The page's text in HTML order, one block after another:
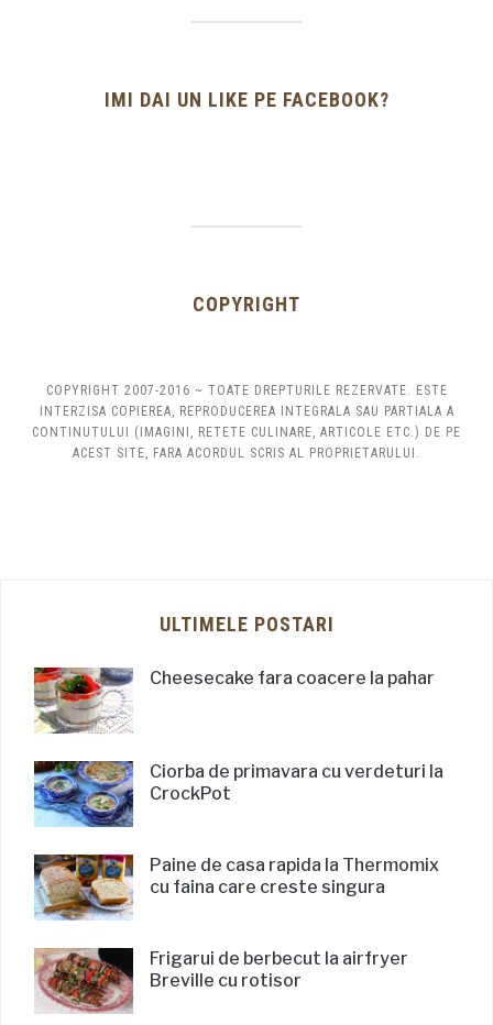
IMI DAI UN LIKE PE FACEBOOK?
COPYRIGHT
COPYRIGHT 2007-2016 ~ TOATE DREPTURILE REZERVATE. ESTE
INTERZISA COPIEREA, REPRODUCEREA INTEGRALA SAU PARTIALA A
CONTINUTULUI (IMAGINI, RETETE CULINARE, ARTICOLE ETC.) DE PE
ACEST SITE, FARA ACORDUL SCRIS AL PROPRIETARULUI.
ULTIMELE POSTARI
Cheesecake fara coacere la pahar
Ciorba de primavara cu verdeturi la
CrockPot
Paine de casa rapida la Thermomix
cu faina care creste singura
Frigarui de berbecut la airfryer
Breville cu rotisor